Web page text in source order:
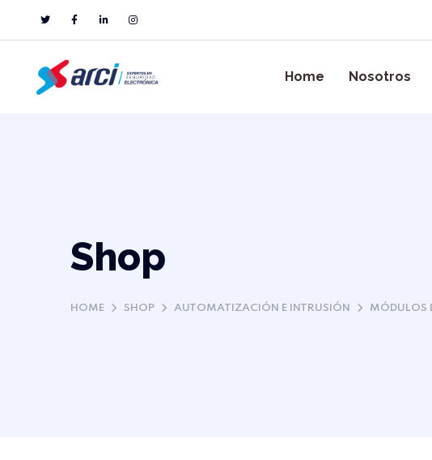
Home Nosotros
Shop
HOME SHOP AUTOMATIZACIÓN E INTRUSIÓN MÓDULOS